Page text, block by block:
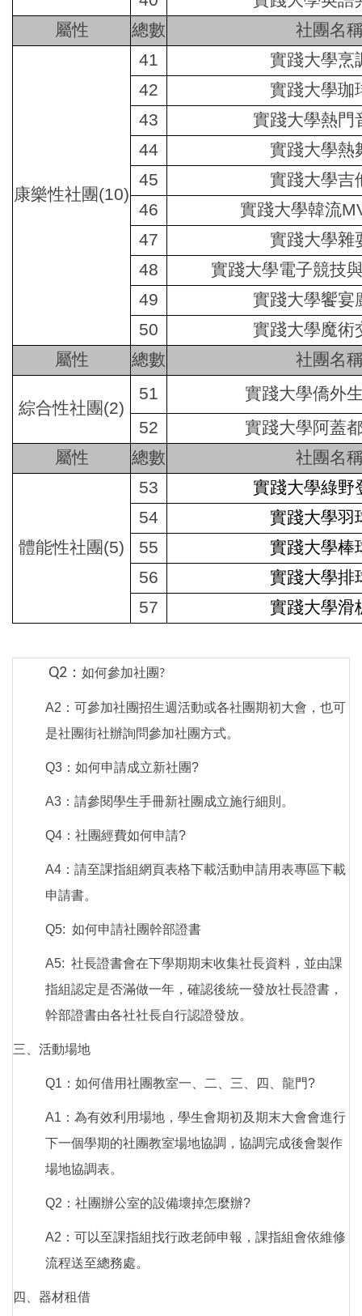
屬性 總數 社團名
康樂性社團(10)
41
實踐大學烹
42
實踐大學珈
43
實踐大學熱門
44
實踐大學熱
45
實踐大學吉
46
實踐大學韓流
47
實踐大學雜
48
實踐大學電子競技
49
實踐大學饗宴
50
實踐大學魔術
屬性 總數 社團名
綜合性社團(2)
51
實踐大學僑外
52
實踐大學阿蓋
屬性 總數 社團名
體能性社團(5)
53
實踐大學綠野
54
實踐大學羽
55
實踐大學棒
56
實踐大學排
57
實踐大學滑
Q2 ： 如何參加社團?
A2：可參加社團招生週活動或各社團期初大會，也可
是社團街社辦詢問參加社團方式。
Q3：如何申請成立新社團?
A3：請參閱學生手冊新社團成立施行細則。
Q4：社團經費如何申請?
A4：請至課指組網頁表格下載活動申請用表專區下載
申請書。
Q5: 如何申請社團幹部證書
A5: 社長證書會在下學期期末收集社長資料，並由課
指組認定是否滿做一年，確認後統一發放社長證書，
幹部證書由各社社長自行認證發放。
三、活動場地
Q1：如何借用社團教室一、二、三、四、龍門?
A1：為有效利用場地，學生會期初及期末大會會進行
下一個學期的社團教室場地協調，協調完成後會製作
場地協調表。
Q2：社團辦公室的設備壞掉怎麼辦?
A2：可以至課指組找行政老師申報，課指組會依維修
流程送至總務處。
四、器材租借